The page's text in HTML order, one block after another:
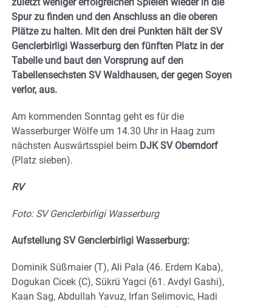
Spur zu finden und den Anschluss an die oberen
Plätze zu halten. Mit den drei Punkten hält der SV
Genclerbirligi Wasserburg den fünften Platz in der
Tabelle und baut den Vorsprung auf den
Tabellensechsten SV Waldhausen, der gegen Soyen
verlor, aus.
Am kommenden Sonntag geht es für die
Wasserburger Wölfe um 14.30 Uhr in Haag zum
nächsten Auswärtsspiel beim DJK SV Oberndorf
(Platz sieben).
RV
Foto: SV Genclerbirligi Wasserburg
Aufstellung SV Genclerbirligi Wasserburg:
Dominik Süßmaier (T), Ali Pala (46. Erdem Kaba),
Dogukan Cicek (C), Sükrü Yagci (61. Avdyl Gashi),
Kaan Sag, Abdullah Yavuz, Irfan Selimovic, Hadi